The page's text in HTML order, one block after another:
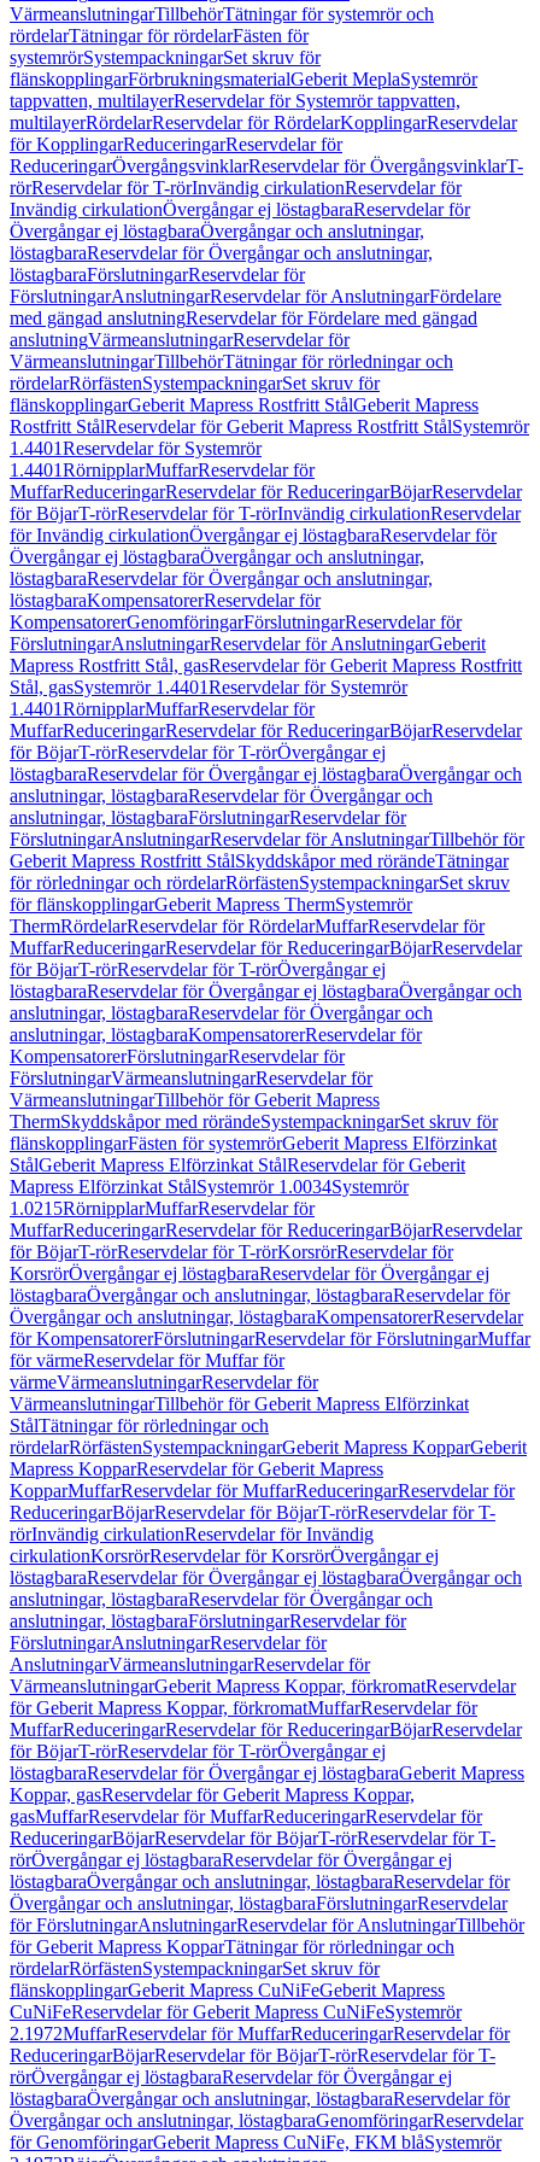
VärmeanslutningarTillbehörTätningar för systemrör och
rördelarTätningar för rördelarFästen för
systemrörSystempackningarSet skruv för
flänskopplingarFörbrukningsmaterialGeberit MeplaSystemrör
tappvatten, multilayerReservdelar för Systemrör tappvatten,
multilayerRördelarReservdelar för RördelarKopplingarReservdelar
för KopplingarReduceringarReservdelar för
ReduceringarÖvergångsvinklarReservdelar för ÖvergångsvinklarT-
rörReservdelar för T-rörInvändig cirkulationReservdelar för
Invändig cirkulationÖvergångar ej löstagbaraReservdelar för
Övergångar ej löstagbaraÖvergångar och anslutningar,
löstagbaraReservdelar för Övergångar och anslutningar,
löstagbaraFörslutningarReservdelar för
FörslutningarAnslutningarReservdelar för AnslutningarFördelare
med gängad anslutningReservdelar för Fördelare med gängad
anslutningVärmeanslutningarReservdelar för
VärmeanslutningarTillbehörTätningar för rörledningar och
rördelarRörfästenSystempackningarSet skruv för
flänskopplingarGeberit Mapress Rostfritt StålGeberit Mapress
Rostfritt StålReservdelar för Geberit Mapress Rostfritt StålSystemrör
1.4401Reservdelar för Systemrör
1.4401RörnipplarMuffarReservdelar för
MuffarReduceringarReservdelar för ReduceringarBöjarReservdelar
för BöjarT-rörReservdelar för T-rörInvändig cirkulationReservdelar
för Invändig cirkulationÖvergångar ej löstagbaraReservdelar för
Övergångar ej löstagbaraÖvergångar och anslutningar,
löstagbaraReservdelar för Övergångar och anslutningar,
löstagbaraKompensatorerReservdelar för
KompensatorerGenomföringarFörslutningarReservdelar för
FörslutningarAnslutningarReservdelar för AnslutningarGeberit
Mapress Rostfritt Stål, gasReservdelar för Geberit Mapress Rostfritt
Stål, gasSystemrör 1.4401Reservdelar för Systemrör
1.4401RörnipplarMuffarReservdelar för
MuffarReduceringarReservdelar för ReduceringarBöjarReservdelar
för BöjarT-rörReservdelar för T-rörÖvergångar ej
löstagbaraReservdelar för Övergångar ej löstagbaraÖvergångar och
anslutningar, löstagbaraReservdelar för Övergångar och
anslutningar, löstagbaraFörslutningarReservdelar för
FörslutningarAnslutningarReservdelar för AnslutningarTillbehör för
Geberit Mapress Rostfritt StålSkyddskåpor med rörändeTätningar
för rörledningar och rördelarRörfästenSystempackningarSet skruv
för flänskopplingarGeberit Mapress ThermSystemrör
ThermRördelarReservdelar för RördelarMuffarReservdelar för
MuffarReduceringarReservdelar för ReduceringarBöjarReservdelar
för BöjarT-rörReservdelar för T-rörÖvergångar ej
löstagbaraReservdelar för Övergångar ej löstagbaraÖvergångar och
anslutningar, löstagbaraReservdelar för Övergångar och
anslutningar, löstagbaraKompensatorerReservdelar för
KompensatorerFörslutningarReservdelar för
FörslutningarVärmeanslutningarReservdelar för
VärmeanslutningarTillbehör för Geberit Mapress
ThermSkyddskåpor med rörändeSystempackningarSet skruv för
flänskopplingarFästen för systemrörGeberit Mapress Elförzinkat
StålGeberit Mapress Elförzinkat StålReservdelar för Geberit
Mapress Elförzinkat StålSystemrör 1.0034Systemrör
1.0215RörnipplarMuffarReservdelar för
MuffarReduceringarReservdelar för ReduceringarBöjarReservdelar
för BöjarT-rörReservdelar för T-rörKorsrörReservdelar för
KorsrörÖvergångar ej löstagbaraReservdelar för Övergångar ej
löstagbaraÖvergångar och anslutningar, löstagbaraReservdelar för
Övergångar och anslutningar, löstagbaraKompensatorerReservdelar
för KompensatorerFörslutningarReservdelar för FörslutningarMuffar
för värmeReservdelar för Muffar för
värmeVärmeanslutningarReservdelar för
VärmeanslutningarTillbehör för Geberit Mapress Elförzinkat
StålTätningar för rörledningar och
rördelarRörfästenSystempackningarGeberit Mapress KopparGeberit
Mapress KopparReservdelar för Geberit Mapress
KopparMuffarReservdelar för MuffarReduceringarReservdelar för
ReduceringarBöjarReservdelar för BöjarT-rörReservdelar för T-
rörInvändig cirkulationReservdelar för Invändig
cirkulationKorsrörReservdelar för KorsrörÖvergångar ej
löstagbaraReservdelar för Övergångar ej löstagbaraÖvergångar och
anslutningar, löstagbaraReservdelar för Övergångar och
anslutningar, löstagbaraFörslutningarReservdelar för
FörslutningarAnslutningarReservdelar för
AnslutningarVärmeanslutningarReservdelar för
VärmeanslutningarGeberit Mapress Koppar, förkromatReservdelar
för Geberit Mapress Koppar, förkromatMuffarReservdelar för
MuffarReduceringarReservdelar för ReduceringarBöjarReservdelar
för BöjarT-rörReservdelar för T-rörÖvergångar ej
löstagbaraReservdelar för Övergångar ej löstagbaraGeberit Mapress
Koppar, gasReservdelar för Geberit Mapress Koppar,
gasMuffarReservdelar för MuffarReduceringarReservdelar för
ReduceringarBöjarReservdelar för BöjarT-rörReservdelar för T-
rörÖvergångar ej löstagbaraReservdelar för Övergångar ej
löstagbaraÖvergångar och anslutningar, löstagbaraReservdelar för
Övergångar och anslutningar, löstagbaraFörslutningarReservdelar
för FörslutningarAnslutningarReservdelar för AnslutningarTillbehör
för Geberit Mapress KopparTätningar för rörledningar och
rördelarRörfästenSystempackningarSet skruv för
flänskopplingarGeberit Mapress CuNiFeGeberit Mapress
CuNiFeReservdelar för Geberit Mapress CuNiFeSystemrör
2.1972MuffarReservdelar för MuffarReduceringarReservdelar för
ReduceringarBöjarReservdelar för BöjarT-rörReservdelar för T-
rörÖvergångar ej löstagbaraReservdelar för Övergångar ej
löstagbaraÖvergångar och anslutningar, löstagbaraReservdelar för
Övergångar och anslutningar, löstagbaraGenomföringarReservdelar
för GenomföringarGeberit Mapress CuNiFe, FKM blåSystemrör